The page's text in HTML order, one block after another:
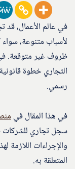
في عالم الأعمال، قد
لأسباب متنوعة،
ظروف غير متوقعة.
التجاري خطوة
رسمي.
في هذا المقال في
سجل تجاري للشركات
والإجراءات اللازمة
المتعلقة به.